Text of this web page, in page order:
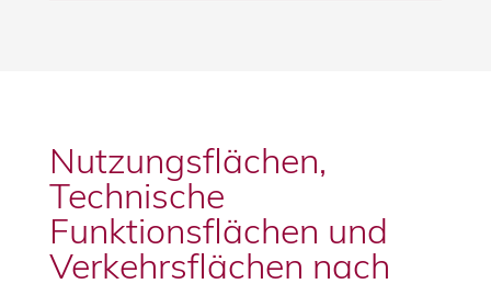
Nutzungsflächen,
Technische
Funktionsflächen und
Verkehrsflächen nach